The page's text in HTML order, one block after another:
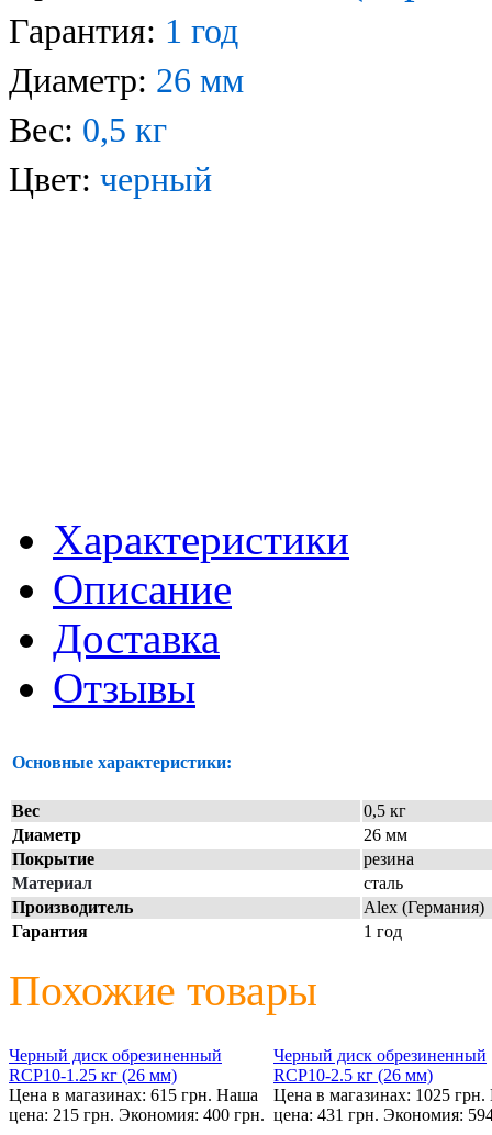
Гарантия: 1 год
Диаметр: 26 мм
Вес: 0,5 кг
Цвет: черный
Характеристики
Описание
Доставка
Отзывы
Основные характеристики:
Вес
0,5 кг
Диаметр
26 мм
Покрытие
резина
Материал
сталь
Производитель
Alex (Германия)
Гарантия
1 год
Похожие товары
Черный диск обрезиненный
RCP10-1.25 кг (26 мм)
Цена в магазинах: 615 грн. Наша
цена: 215 грн. Экономия: 400 грн.
Черный диск обрезиненный
RCP10-2.5 кг (26 мм)
Цена в магазинах: 1025 грн.
цена: 431 грн. Экономия: